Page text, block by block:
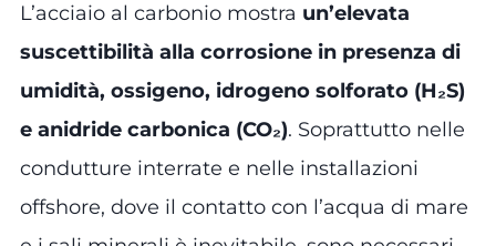
L’acciaio al carbonio mostra un’elevata
suscettibilità alla corrosione in presenza di
umidità, ossigeno, idrogeno solforato (H₂S)
e anidride carbonica (CO₂). Soprattutto nelle
condutture interrate e nelle installazioni
offshore, dove il contatto con l’acqua di mare